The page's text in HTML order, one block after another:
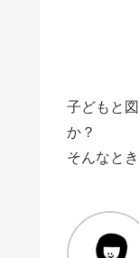
子どもと
か？
そんなと